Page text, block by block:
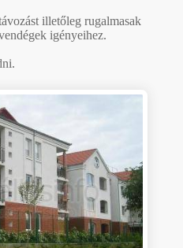
illetőleg rugalmasak
igényeihez.